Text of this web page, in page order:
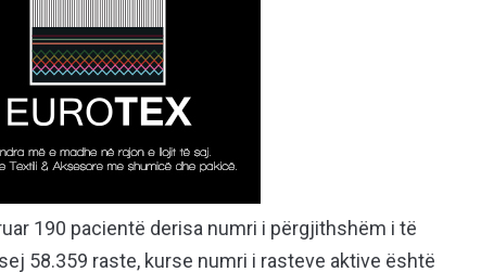
190 pacientë derisa numri i përgjithshëm i të
58.359 raste, kurse numri i rasteve aktive është